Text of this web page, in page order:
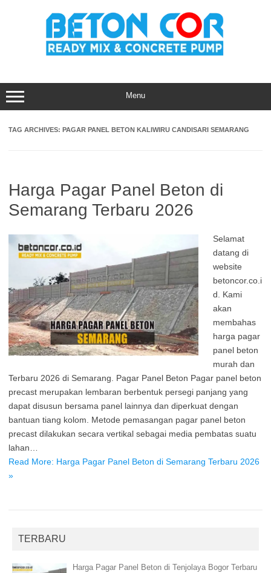
Menu
TAG ARCHIVES: PAGAR PANEL BETON KALIWIRU CANDISARI SEMARANG
Harga Pagar Panel Beton di
Semarang Terbaru 2026
Selamat
datang di
website
betoncor.co.i
d. Kami
akan
membahas
harga pagar
panel beton
murah dan
Terbaru 2026 di Semarang. Pagar Panel Beton Pagar panel beton
precast merupakan lembaran berbentuk persegi panjang yang
dapat disusun bersama panel lainnya dan diperkuat dengan
bantuan tiang kolom. Metode pemasangan pagar panel beton
precast dilakukan secara vertikal sebagai media pembatas suatu
lahan…
Read More: Harga Pagar Panel Beton di Semarang Terbaru 2026
»
TERBARU
Harga Pagar Panel Beton di Tenjolaya Bogor Terbaru